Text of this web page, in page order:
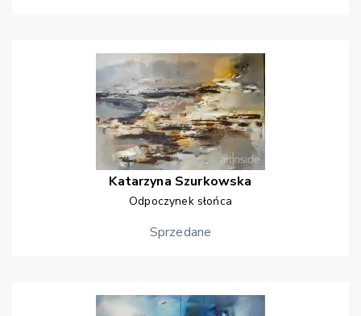
Katarzyna Szurkowska
Odpoczynek słońca
Sprzedane